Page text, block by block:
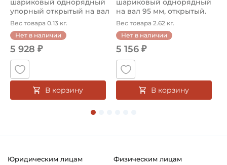
шариковый однорядный
упорный открытый на вал
85...
Вес товара 0.13 кг.
Нет в наличии
5 928 ₽
В корзину
шариковый однорядный
на вал 95 мм, открытый.
Ар...
Вес товара 2.62 кг.
Нет в наличии
5 156 ₽
В корзину
Юридическим лицам
Физическим лицам